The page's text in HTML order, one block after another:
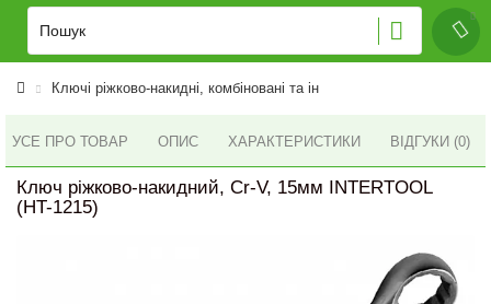
Ключі ріжково-накидні, комбіновані та ін
УСЕ ПРО ТОВАР ОПИС ХАРАКТЕРИСТИКИ ВІДГУКИ (0)
Ключ ріжково-накидний, Cr-V, 15мм INTERTOOL
(HT-1215)